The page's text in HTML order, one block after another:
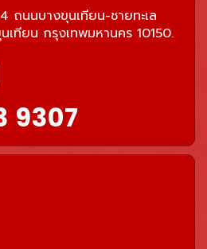
ถนนบางขุนเทียน-ชายทะเล
เทียน กรุงเทพมหานคร 10150.
9307